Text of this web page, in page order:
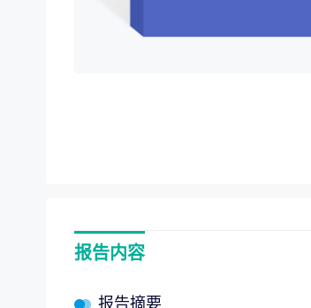
报告内容
报告摘要